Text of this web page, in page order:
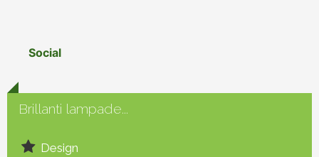
Brillanti lampade...
Design
Social